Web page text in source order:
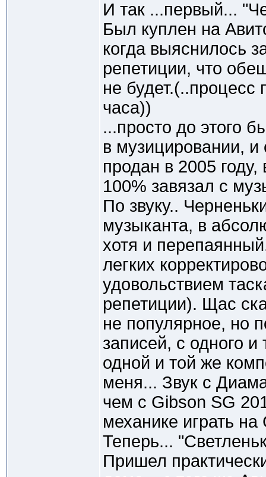
И так ...первый...
Был куплен на
когда выяснилось
репетиции, что
не будет.(..процесс
часа))
...просто до этого
в музицировании,
продан в 2005 году,
100% завязал с
По звуку..
музыканта, в
хотя и
легких
удовольствием
репетиции). Щас
не популярное, но
записей, с одного
одной и той же
меня... Звук с
чем с Gibson SG
механике играть
Теперь...
Пришел